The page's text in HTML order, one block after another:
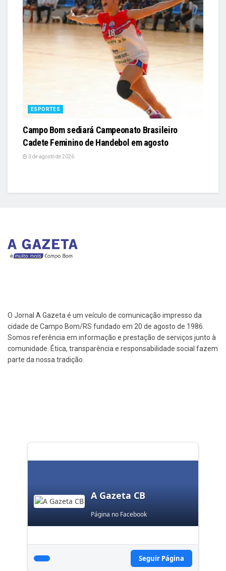
ESPORTES
Campo Bom sediará Campeonato Brasileiro
Cadete Feminino de Handebol em agosto
3 de agosto de 2026
O Jornal A Gazeta é um veículo de comunicação impresso da
cidade de Campo Bom/RS fundado em 20 de agosto de 1986.
Somos referência em informação e prestação de serviços junto à
comunidade. Ética, transparência e responsabilidade social fazem
parte da nossa tradição.
A Gazeta CB
Página no Facebook
Seguir Página